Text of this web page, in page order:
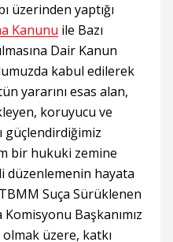
üzerinden yaptığı
Kanunu ile Bazı
Dair Kanun
kabul edilerek
yararını esas alan,
koruyucu ve
güçlendirdiğimiz
bir hukuki zemine
düzenlemenin hayata
Suça Sürüklenen
Başkanımız
üzere, katkı